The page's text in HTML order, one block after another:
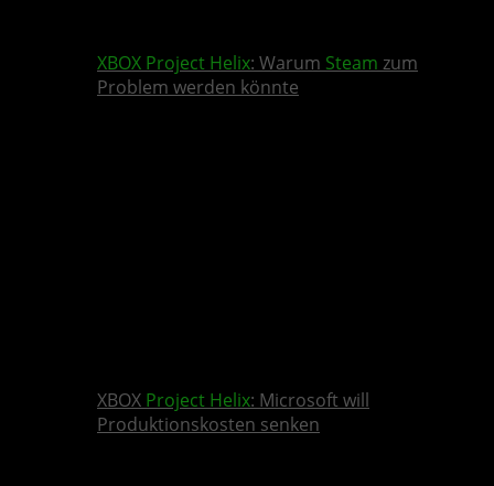
XBOX Project Helix: Warum Steam zum
Problem werden könnte
XBOX Project Helix: Microsoft will
Produktionskosten senken